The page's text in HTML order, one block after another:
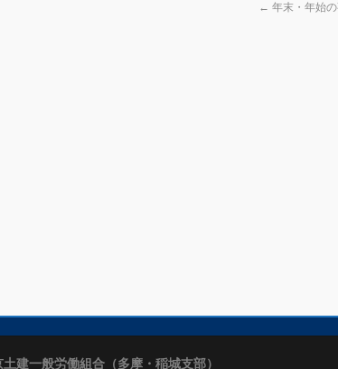
← 年末・年始
土建一般労働組合（多摩・稲城支部）